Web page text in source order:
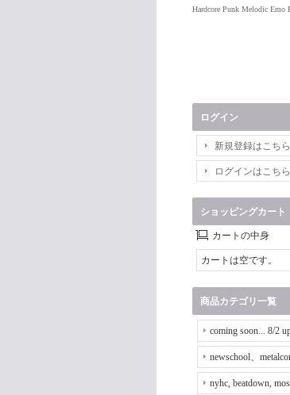
Hardcore Punk Melodic Emo
ログイン
新規登録はこちら
ログインはこちら
ショッピングカート
カートの中身
カートは空です。
商品カテゴリ一覧
coming soon... 8/2
newschool、
nyhc, beatdown,